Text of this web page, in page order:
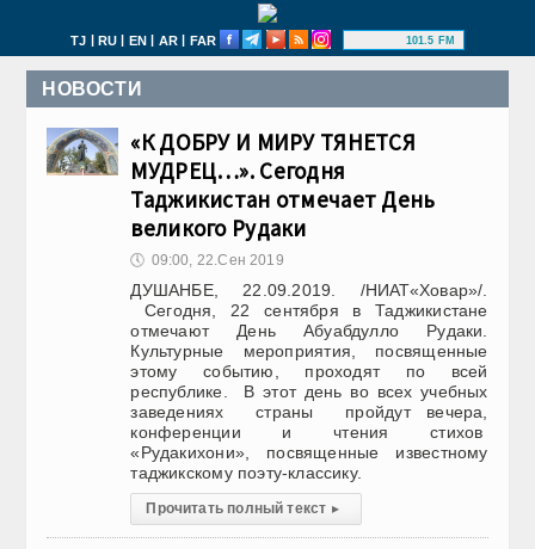
TJ | RU | EN | AR | FAR 101.5 FM
НОВОСТИ
«К ДОБРУ И МИРУ ТЯНЕТСЯ
МУДРЕЦ…». Сегодня
Таджикистан отмечает День
великого Рудаки
🕔 09:00, 22.Сен 2019
ДУШАНБЕ, 22.09.2019. /НИАТ«Ховар»/.
Сегодня, 22 сентября в Таджикистане
отмечают День Абуабдулло Рудаки.
Культурные мероприятия, посвященные
этому событию, проходят по всей
республике. В этот день во всех учебных
заведениях страны пройдут вечера,
конференции и чтения стихов
«Рудакихони», посвященные известному
таджикскому поэту-классику.
Прочитать полный текст ▸